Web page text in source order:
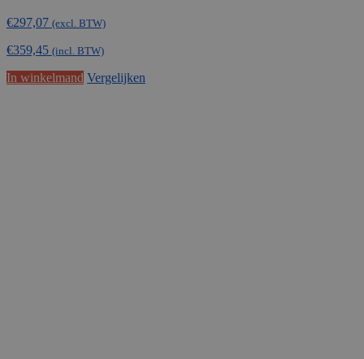
€297,07 (excl. BTW)
€359,45 (incl. BTW)
In winkelmand Vergelijken